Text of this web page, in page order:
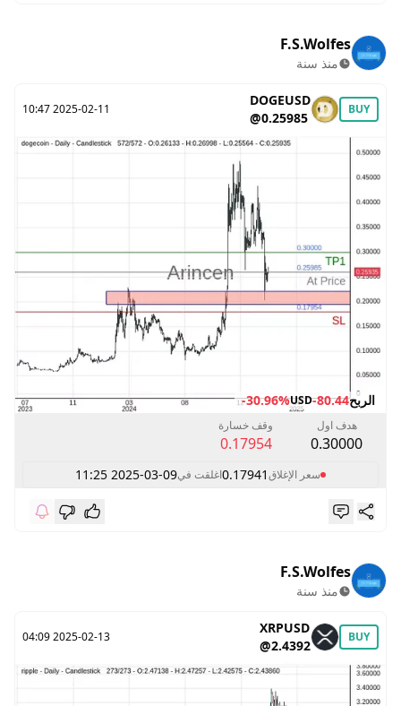
F.S.Wolfes
منذ سنة
BUY
DOGEUSD
@0.25985
2025-02-11 10:47
الربح-80.44
USD
-30.96%
هدف اول
0.30000
وقف خسارة
0.17954
سعر الإغلاق0.17941اغلقت في2025-03-09 11:25
F.S.Wolfes
منذ سنة
BUY
XRPUSD
@2.4392
2025-02-13 04:09